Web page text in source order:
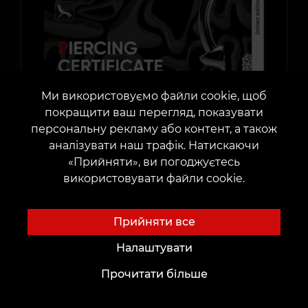
У сертифікат входить вартість послуги
та прикраси
Ми використовуємо файли cookie, щоб
покращити ваш перегляд, показувати
персональну рекламу або контент, а також
аналізувати наш трафік. Натискаючи
«Прийняти», ви погоджуєтесь
використовувати файли cookie.
Прийняти все
Налаштувати
Прочитати більше